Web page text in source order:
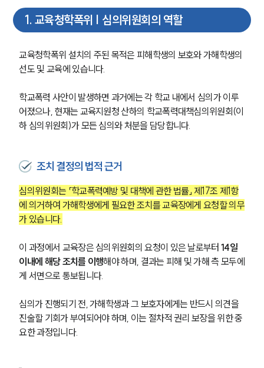
1. 교육청학폭위 | 심의위원회의 역할
교육청학폭위 설치의 주된 목적은 피해학생의 보호와 가해학생의
선도 및 교육에 있습니다.
학교폭력 사안이 발생하면 과거에는 각 학교 내에서 심의가 이루
어졌으나, 현재는 교육지원청 산하의 학교폭력대책심의위원회(이
하 심의위원회)가 모든 심의와 처분을 담당합니다.
조치 결정의 법적 근거
심의위원회는 「학교폭력예방 및 대책에 관한 법률」 제17조 제1항
에 의거하여 가해학생에게 필요한 조치를 교육장에게 요청할 의무
가 있습니다.
이 과정에서 교육장은 심의위원회의 요청이 있은 날로부터 14일
이내에 해당 조치를 이행해야 하며, 결과는 피해 및 가해 측 모두에
게 서면으로 통보됩니다.
심의가 진행되기 전, 가해학생과 그 보호자에게는 반드시 의견을
진술할 기회가 부여되어야 하며, 이는 절차적 권리 보장을 위한 중
요한 과정입니다.